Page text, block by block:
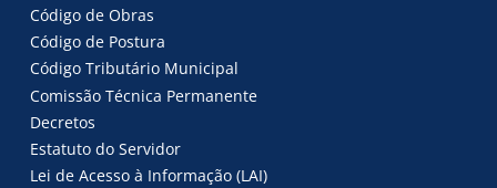
Código de Obras
Código de Postura
Código Tributário Municipal
Comissão Técnica Permanente
Decretos
Estatuto do Servidor
Lei de Acesso à Informação (LAI)